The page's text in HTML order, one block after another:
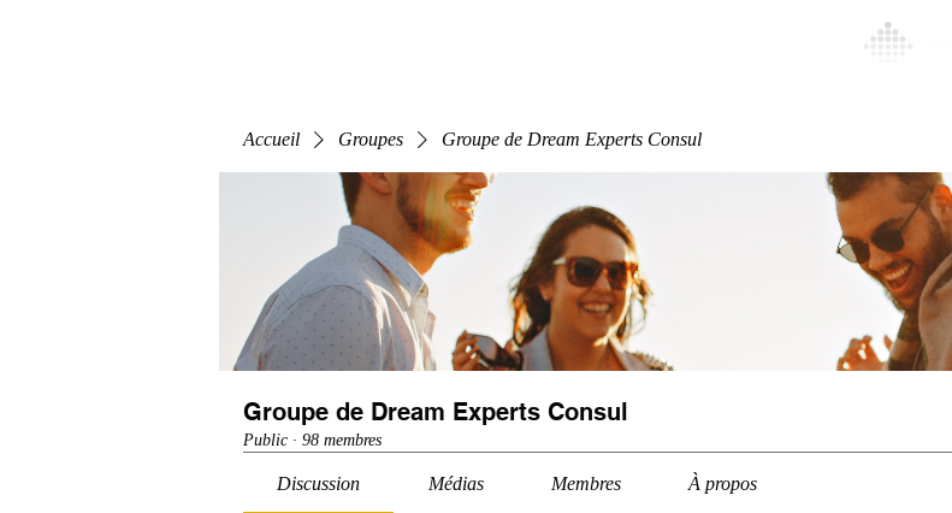
Accueil Groupes Groupe de Dream Experts Consul
Groupe de Dream Experts Consul
Public · 98 membres
Discussion Médias Membres À propos